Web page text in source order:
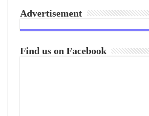
Advertisement
Find us on Facebook